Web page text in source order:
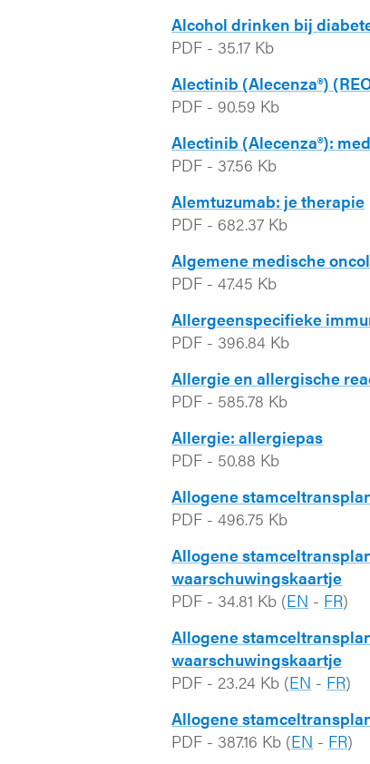
Alcohol drinken bij
PDF - 35.17 Kb
Alectinib (Alecenza®)
PDF - 90.59 Kb
Alectinib (Alecenza®):
PDF - 37.56 Kb
Alemtuzumab: je therapie
PDF - 682.37 Kb
Algemene medische
PDF -47.45 Kb
Allergeenspecifieke
PDF - 396.84 Kb
Allergie en allergische
PDF - 585.78 Kb
Allergie: allergiepas
PDF - 50.88 Kb
Allogene
PDF -496.75 Kb
Allogene
waarschuwingskaartje
PDF - 34.81 Kb (EN - FR)
Allogene
waarschuwingskaartje
PDF - 23.24 Kb (EN - FR)
Allogene
PDF - 387.16 Kb (EN - FR)